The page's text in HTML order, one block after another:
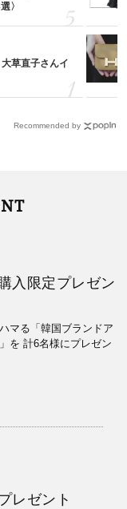
〉
草直子さんイ
Recommended by
入限定プレゼン
マる「韓国ブランドア
を 計6名様にプレゼン
レゼント